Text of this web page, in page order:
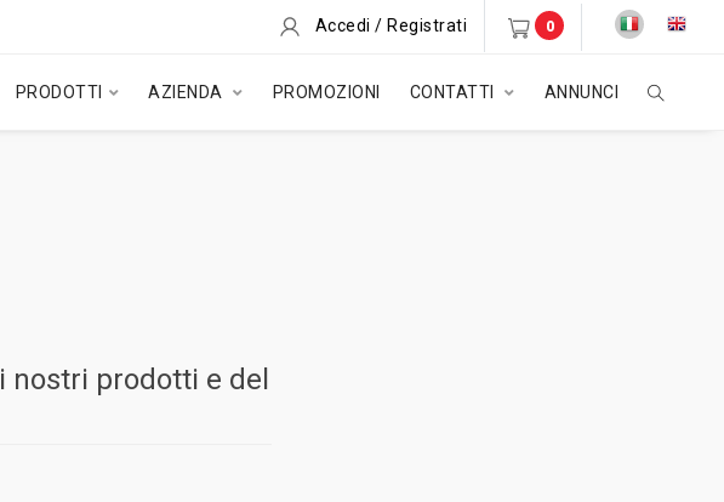
Accedi / Registrati 0
PRODOTTI AZIENDA PROMOZIONI CONTATTI ANNUNCI
prodotti e del